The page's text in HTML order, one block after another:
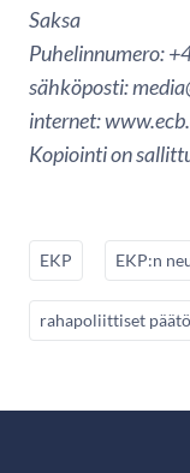
Saksa
Puhelinnumero:
sähköposti:
internet:
Kopiointi on
EKP EKP:n
rahapoliittiset